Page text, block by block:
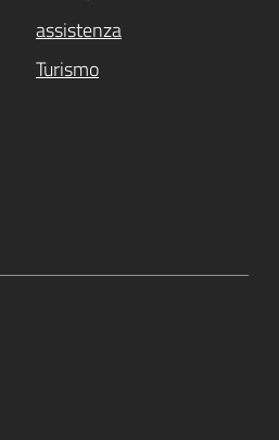
assistenza
Turismo